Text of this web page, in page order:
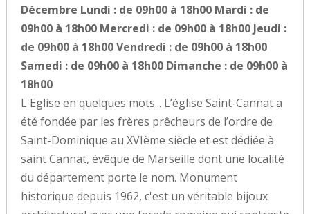
Décembre Lundi : de 09h00 à 18h00 Mardi : de
09h00 à 18h00 Mercredi : de 09h00 à 18h00 Jeudi :
de 09h00 à 18h00 Vendredi : de 09h00 à 18h00
Samedi : de 09h00 à 18h00 Dimanche : de 09h00 à
18h00
L'Eglise en quelques mots... L’église Saint-Cannat a
été fondée par les frères prêcheurs de l’ordre de
Saint-Dominique au XVIème siècle et est dédiée à
saint Cannat, évêque de Marseille dont une localité
du département porte le nom. Monument
historique depuis 1962, c'est un véritable bijoux